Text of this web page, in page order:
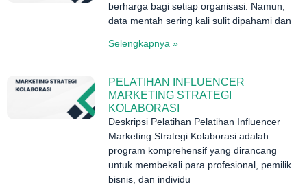
berharga bagi setiap organisasi. Namun,
data mentah sering kali sulit dipahami dan
Selengkapnya »
PELATIHAN INFLUENCER
MARKETING STRATEGI
KOLABORASI
Deskripsi Pelatihan Pelatihan Influencer
Marketing Strategi Kolaborasi adalah
program komprehensif yang dirancang
untuk membekali para profesional, pemilik
bisnis, dan individu